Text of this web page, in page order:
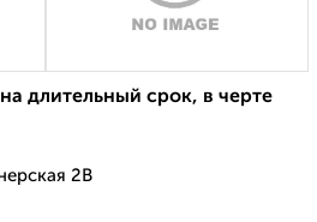
длительный срок, в черте
2В